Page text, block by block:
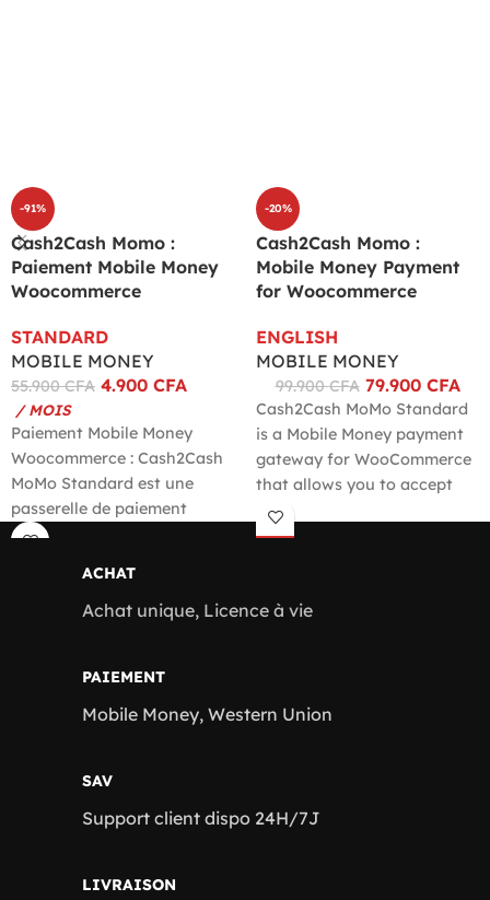
-91%
Cash2Cash Momo :
Paiement Mobile Money
Woocommerce
STANDARD
MOBILE MONEY
55.900CFA 4.900 CFA
/ MOIS
Paiement Mobile Money
Woocommerce : Cash2Cash
MoMo Standard est une
passerelle de paiement
permettant d'accepter les
Orange Money, Moov Money,
Airtel Money, Mixx Money,
les sites WordPress.
-20%
Cash2Cash Momo :
Mobile Money Payment
for Woocommerce
ENGLISH
MOBILE MONEY
99.900CFA 79.900 CFA
Cash2Cash MoMo Standard
is a Mobile Money payment
gateway for WooCommerce
that allows you to accept
MTN MoMo, Orange Money,
Moov Money, Airtel Money,
Cash payments without an
ACHAT
Achat unique, Licence à vie
PAIEMENT
Mobile Money, Western Union
SAV
Support client dispo 24H/7J
LIVRAISON